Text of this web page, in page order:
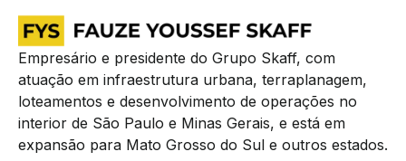
Empresário e presidente do Grupo Skaff, com
atuação em infraestrutura urbana, terraplanagem,
loteamentos e desenvolvimento de operações no
interior de São Paulo e Minas Gerais, e está em
expansão para Mato Grosso do Sul e outros estados.